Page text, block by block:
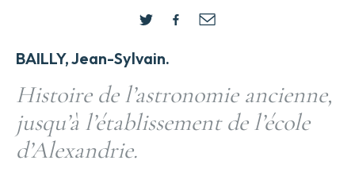
BAILLY, Jean-Sylvain.
Histoire de l’astronomie ancienne,
jusqu’à l’établissement de l’école
d’Alexandrie.